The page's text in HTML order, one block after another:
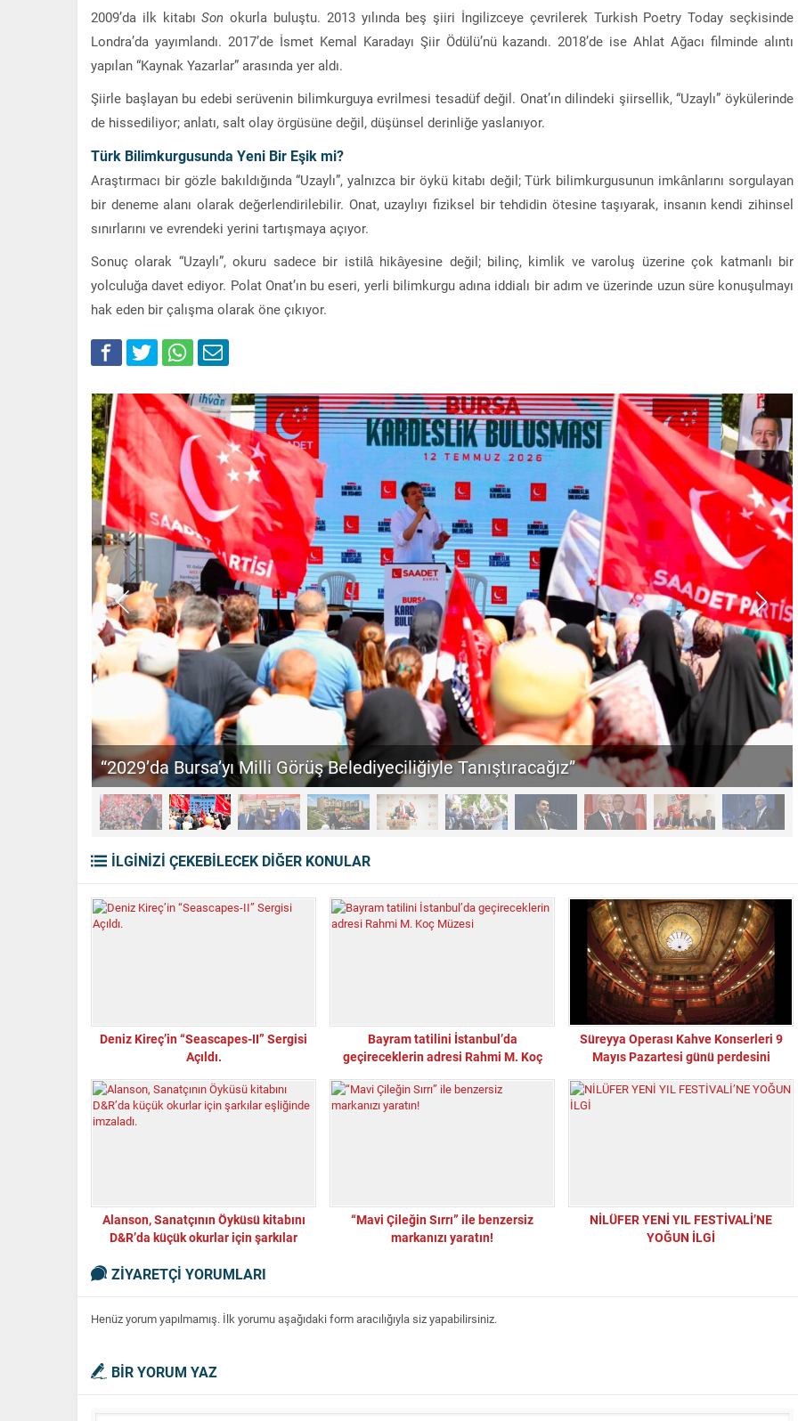
2009’da ilk kitabıSon okurla buluştu. 2013 yılında beş şiiri İngilizceye çevrilerek Turkish Poetry Today seçkisinde
Londra’da yayımlandı. 2017’de İsmet Kemal Karadayı Şiir Ödülü’nü kazandı. 2018’de iseAhlat Ağacı filminde alıntı
yapılan “Kaynak Yazarlar” arasında yer aldı.
Şiirle başlayan bu edebi serüvenin bilimkurguya evrilmesi tesadüf değil. Onat’ın dilindeki şiirsellik, “Uzaylı” öykülerinde
de hissediliyor; anlatı, salt olay örgüsüne değil, düşünsel derinliğe yaslanıyor.
Türk Bilimkurgusunda Yeni Bir Eşik mi?
Araştırmacı bir gözle bakıldığında “Uzaylı”, yalnızca bir öykü kitabı değil; Türk bilimkurgusunun imkânlarını sorgulayan
bir deneme alanı olarak değerlendirilebilir. Onat, uzaylıyı fiziksel bir tehdidin ötesine taşıyarak, insanın kendi zihinsel
sınırlarını ve evrendeki yerini tartışmaya açıyor.
Sonuç olarak “Uzaylı”, okuru sadece bir istilâ hikâyesine değil; bilinç, kimlik ve varoluş üzerine çok katmanlı bir
yolculuğa davet ediyor. Polat Onat’ın bu eseri, yerli bilimkurgu adına iddialı bir adım ve üzerinde uzun süre konuşulmayı
hak eden bir çalışma olarak öne çıkıyor.
“2029’da Bursa’yı Milli Görüş Belediyeciliğiyle Tanıştıracağız”
İLGİNİZİ ÇEKEBİLECEK DİĞER KONULAR
Deniz Kireç’in “Seascapes-II” Sergisi
Açıldı.
Bayram tatilini İstanbul’da
geçireceklerin adresi Rahmi M. Koç
Süreyya Operası Kahve Konserleri 9
Mayıs Pazartesi günü perdesini
Alanson, Sanatçının Öyküsü kitabını
D&R’da küçük okurlar için şarkılar
“Mavi Çileğin Sırrı” ile benzersiz
markanızı yaratın!
NİLÜFER YENİ YIL FESTİVALİ’NE
YOĞUN İLGİ
ZİYARETÇİ YORUMLARI
Henüz yorum yapılmamış. İlk yorumu aşağıdaki form aracılığıyla siz yapabilirsiniz.
BİR YORUM YAZ
“Sandık Emaneti Kişisel İkbal İçin Kullanılamaz”